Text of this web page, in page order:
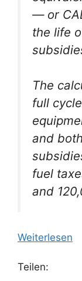
— or
the life
The
full
and
fuel
and
Weiterlesen
Teilen: